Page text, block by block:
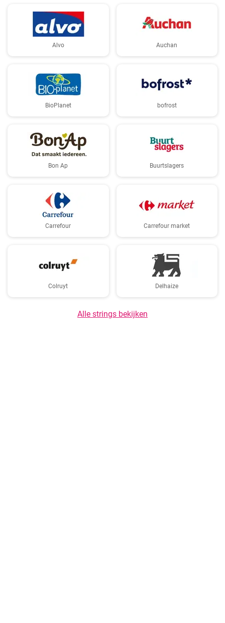
Alvo Auchan
BioPlanet bofrost
Bon Ap Buurtslagers
Carrefour Carrefour market
Colruyt Delhaize
Alle strings bekijken